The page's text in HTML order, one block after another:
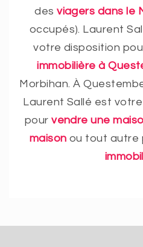
desviagers dans le
occupés). Laurent
votre disposition
immobilière à
Morbihan. À
Laurent Sallé est
pourvendre une
maison ou tout autre